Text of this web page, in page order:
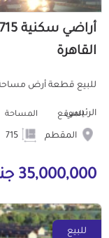
القاهرة
الرئيسي
الموقع
المقطم
المساحة
715
35,000,000 جنيه
للبيع